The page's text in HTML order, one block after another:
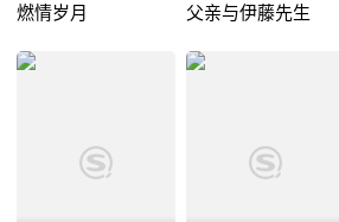
燃情岁月 父亲与伊藤先生